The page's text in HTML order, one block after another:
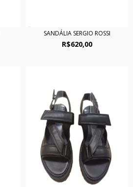
SANDÁLIA SERGIO ROSSI
R$620,00